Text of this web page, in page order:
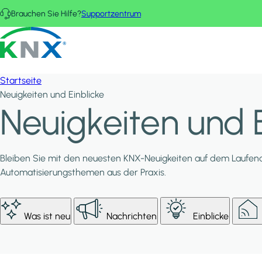
Direkt zum Inhalt
Brauchen Sie Hilfe?Supportzentrum
KNX - Homepage
Startseite
Neuigkeiten und Einblicke
Neuigkeiten und
Bleiben Sie mit den neuesten KNX-Neuigkeiten auf dem
Automatisierungsthemen aus der Praxis.
Was ist neu Nachrichten Einblicke